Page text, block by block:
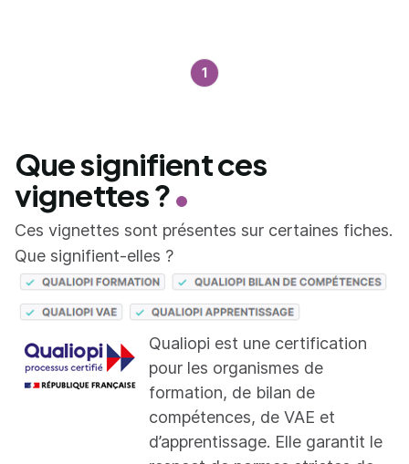
1
Que signifient ces
vignettes ?
Ces vignettes sont présentes sur certaines fiches.
Que signifient-elles ?
Qualiopi est une certification
pour les organismes de
formation, de bilan de
compétences, de VAE et
d’apprentissage. Elle garantit le